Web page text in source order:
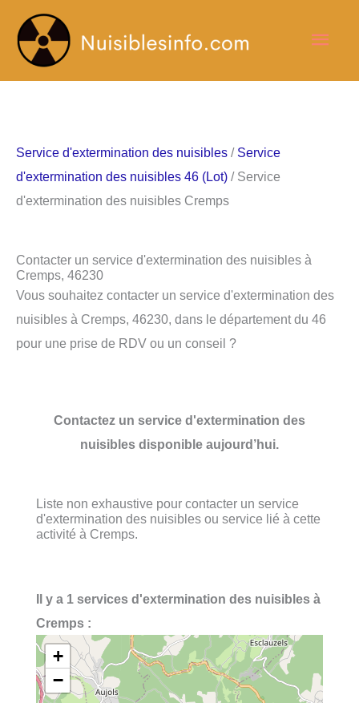
contenu
Service d'extermination des nuisibles / Service
d'extermination des nuisibles 46 (Lot) / Service
d'extermination des nuisibles Cremps
Contacter un service d'extermination des nuisibles à
Cremps, 46230
Vous souhaitez contacter un service d'extermination des
nuisibles à Cremps, 46230, dans le département du 46
pour une prise de RDV ou un conseil ?
Contactez un service d'extermination des
nuisibles disponible aujourd’hui.
Liste non exhaustive pour contacter un service
d'extermination des nuisibles ou service lié à cette
activité à Cremps.
Il y a 1 services d'extermination des nuisibles à
Cremps :
+
−